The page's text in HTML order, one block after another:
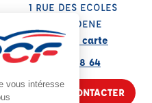
1 RUE DES ECOLES
29300 REDENE
Voir sur la carte
02 56 46 38 64
NOUS CONTACTER